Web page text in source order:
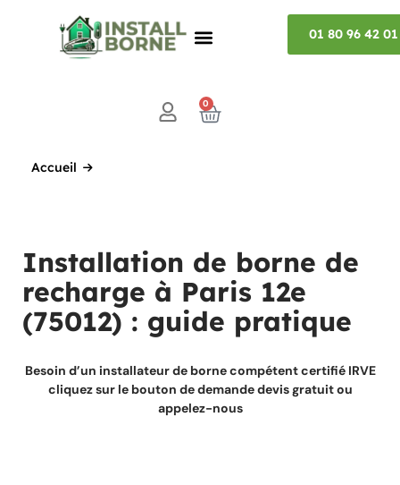
01 80 96 42 01
0
Accueil
Installation de borne de
recharge à Paris 12e
(75012) : guide pratique
Besoin d’un installateur de borne compétent certifié IRVE
cliquez sur le bouton de demande devis gratuit ou
appelez-nous